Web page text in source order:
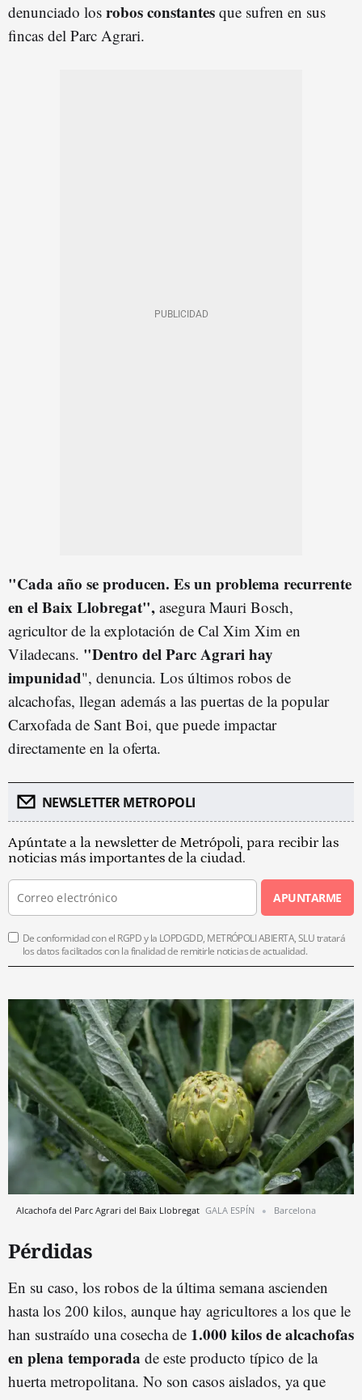
denunciado los robos constantes que sufren en sus
fincas del Parc Agrari.
"Cada año se producen. Es un problema recurrente
en el Baix Llobregat", asegura Mauri Bosch,
agricultor de la explotación de Cal Xim Xim en
Viladecans. "Dentro del Parc Agrari hay
impunidad", denuncia. Los últimos robos de
alcachofas, llegan además a las puertas de la popular
Carxofada de Sant Boi, que puede impactar
directamente en la oferta.
NEWSLETTER METROPOLI
Apúntate a la newsletter de Metrópoli, para recibir las
noticias más importantes de la ciudad.
APUNTARME
De conformidad con el RGPD y la LOPDGDD, METRÓPOLI ABIERTA, SLU tratará
los datos facilitados con la finalidad de remitirle noticias de actualidad.
Alcachofa del Parc Agrari del Baix Llobregat GALA ESPÍN Barcelona
Pérdidas
En su caso, los robos de la última semana ascienden
hasta los 200 kilos, aunque hay agricultores a los que le
han sustraído una cosecha de 1.000 kilos de alcachofas
en plena temporada de este producto típico de la
huerta metropolitana. No son casos aislados, ya que